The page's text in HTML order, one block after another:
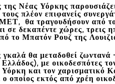
Νέας Υόρκης
πλέον επιφανείς
θα τραγουδήσουν από το
σε δεκαπέντε χώρες, τρεις
το Μπατόν Ρουζ της
γκαλά θα μεταδοθεί ζωντανά
με οικοδεσπότες
και τον χαρισματικό
οποίος εκτός από χρέη